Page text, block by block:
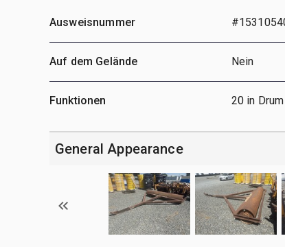
Ausweisnummer
Auf dem Gelände Nein
Funktionen 20 in
General Appearance